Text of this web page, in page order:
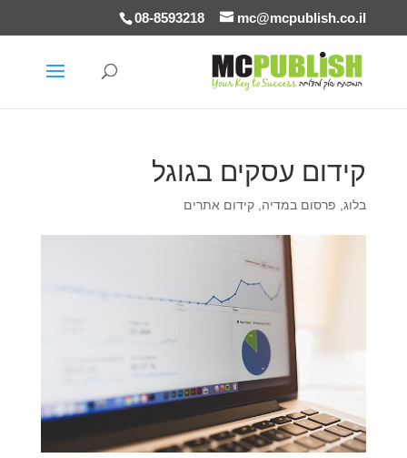
08-8593218 mc@mcpublish.co.il
קידום עסקים בגוגל
בלוג, פרסום במדיה קידום אתרים